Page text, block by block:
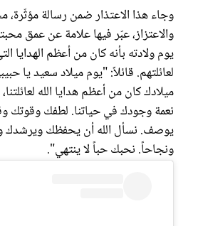
وجاء هذا الاعتذار ضمن رسالة مؤثّرة،
والاعتزاز، عبّر فيها علامة عن عمق
يوم ولادته بأنه كان من أعظم الهدايا
لعائلتهم. قائلاً: "يوم ميلاد سعيد يا
ميلادك كان من أعظم هدايا الله
نعمة وجودك في حياتنا. لطفك وقوتك
يوصف. نسأل الله أن يحفظك ويرشدك
ونجاحاً. نحبك حباً لا ينتهي".